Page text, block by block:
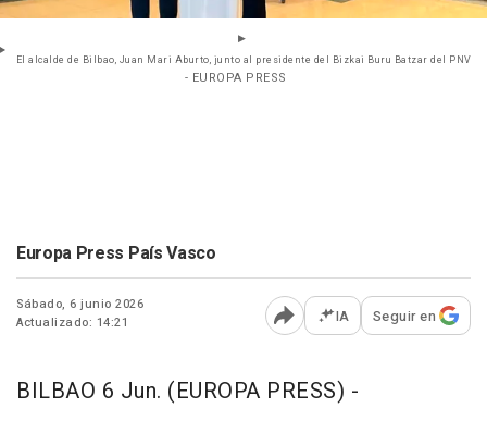
El alcalde de Bilbao, Juan Mari Aburto, junto al presidente del Bizkai Buru Batzar del PNV
- EUROPA PRESS
Europa Press País Vasco
Sábado, 6 junio 2026
Actualizado: 14:21
Abrir opciones para
IA Seguir en
BILBAO 6 Jun. (EUROPA PRESS) -